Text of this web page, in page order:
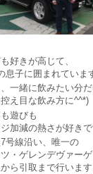
好きが高じて、
息子に囲まれていま
一緒に飲みたい分
え目な飲み方に^^*)
遊びも
加減の熱さが好きで
号線沿い、唯一の
・ゲレンデヴァー
ら引取まで行います